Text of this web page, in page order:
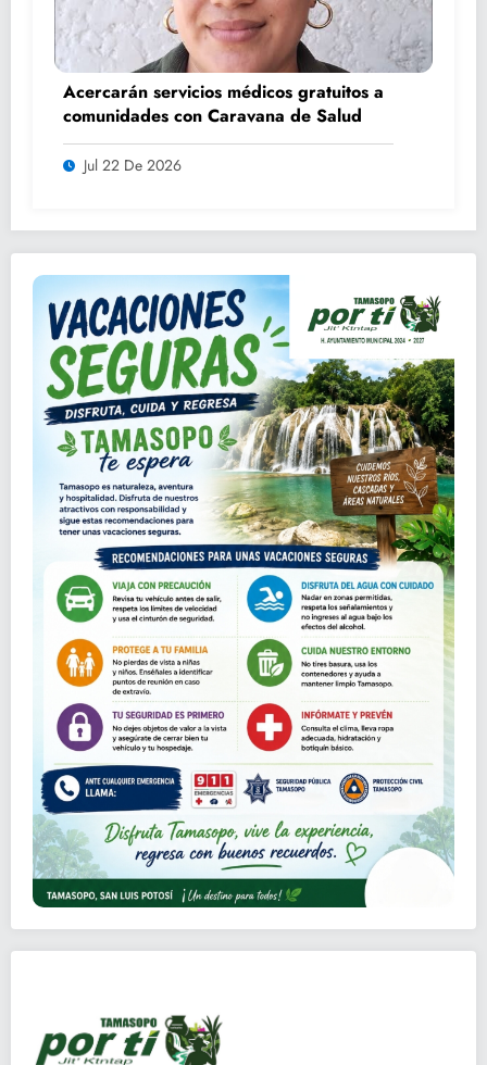
Acercarán servicios médicos gratuitos a
comunidades con Caravana de Salud
Jul 22 De 2026